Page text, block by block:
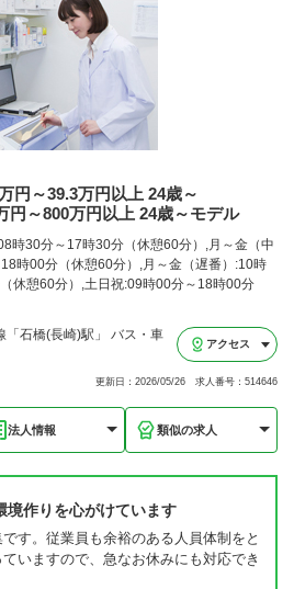
円～39.3万円以上 24歳～
円～800万円以上 24歳～モデル
時30分～17時30分（休憩60分）,月～金（中
時00分（休憩60分）,月～金（遅番）:10時
休憩60分）,土日祝:09時00分～18時00分
「石橋(長崎)駅」 バス・車
アクセス
更新日：2026/05/26 求人番号：514646
法人情報 類似の求人
境作りを心がけています
す。従業員も余裕のある人員体制をと
いますので、急なお休みにも対応でき